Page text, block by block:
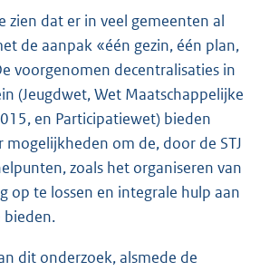
zien dat er in veel gemeenten al
de aanpak «één gezin, één plan,
voorgenomen decentralisaties in
(Jeugdwet, Wet Maatschappelijke
en Participatiewet) bieden
mogelijkheden om de, door de STJ
zoals het organiseren van
op te lossen en integrale hulp aan
bieden.
dit onderzoek, alsmede de